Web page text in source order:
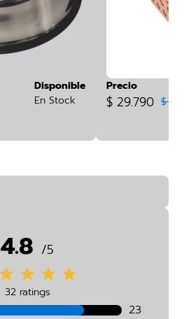
Disponible
En Stock
Precio
$ 29.790 $
4.8 /5
32 ratings
23